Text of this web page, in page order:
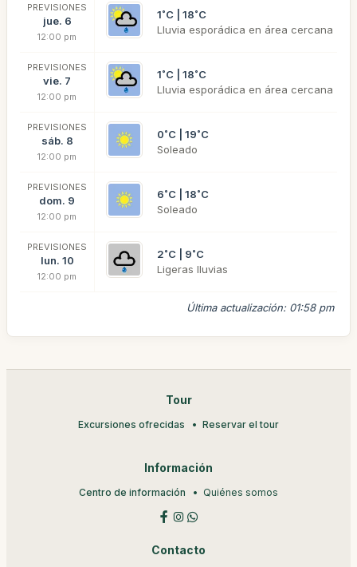
PREVISIONES
jue. 6
12:00 pm
1˚C | 18˚C
Lluvia esporádica en área cercana
PREVISIONES
vie. 7
12:00 pm
1˚C | 18˚C
Lluvia esporádica en área cercana
PREVISIONES
sáb. 8
12:00 pm
0˚C | 19˚C
Soleado
PREVISIONES
dom. 9
12:00 pm
6˚C | 18˚C
Soleado
PREVISIONES
lun. 10
12:00 pm
2˚C | 9˚C
Ligeras lluvias
Última actualización: 01:58 pm
Tour
Excursiones ofrecidas Reservar el tour
Información
Centro de información Quiénes somos
Contacto